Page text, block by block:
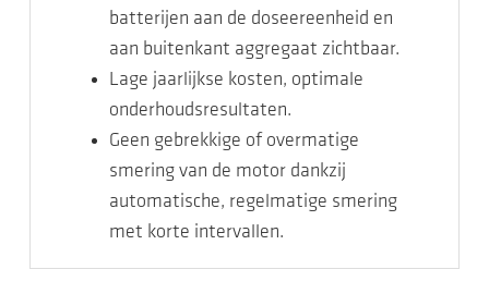
batterijen aan de doseereenheid en
aan buitenkant aggregaat zichtbaar.
Lage jaarlijkse kosten, optimale
onderhoudsresultaten.
Geen gebrekkige of overmatige
smering van de motor dankzij
automatische, regelmatige smering
met korte intervallen.